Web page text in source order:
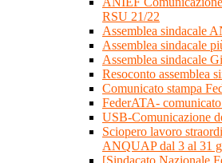
RSU 21/22
Assemblea sindacale
Assemblea sindacale
Assemblea sindacale
Resoconto assemblea
Comunicato stampa
FederATA-
USB-Comunicazione
Sciopero lavoro
ANQUAP dal 3 al 31